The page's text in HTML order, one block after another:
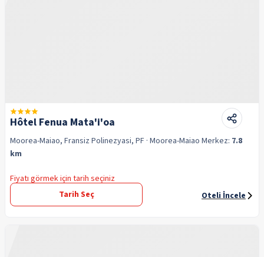
Hôtel Fenua Mata'i'oa
Moorea-Maiao, Fransiz Polinezyasi, PF · Moorea-Maiao Merkez: 7.8
km
Fiyatı görmek için tarih seçiniz
Tarih Seç
Oteli İncele